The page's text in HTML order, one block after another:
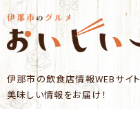
伊那市の飲食店情報WEBサイト
美味しい情報をお届け！